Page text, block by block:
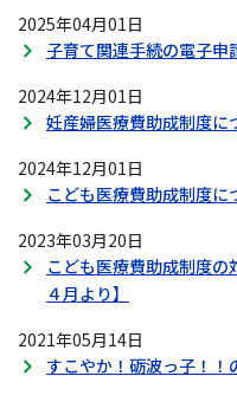
2025年04月01日
子育て関連手続の電子申
2024年12月01日
妊産婦医療費助成制度に
2024年12月01日
こども医療費助成制度に
2023年03月20日
こども医療費助成制度
４月より】
2021年05月14日
すこやか！砺波っ子！！